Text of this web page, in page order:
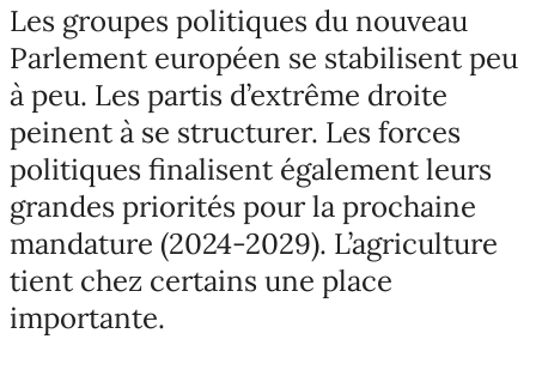
Les groupes politiques du nouveau
Parlement européen se stabilisent peu
à peu. Les partis d’extrême droite
peinent à se structurer. Les forces
politiques finalisent également leurs
grandes priorités pour la prochaine
mandature (2024-2029). L’agriculture
tient chez certains une place
importante.